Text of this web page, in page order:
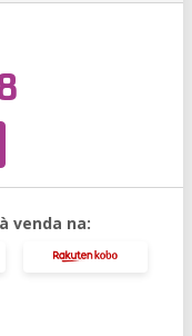
venda na: